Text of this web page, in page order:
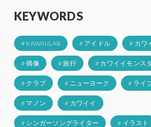
KEYWORDS
# KAWAIILAB # アイドル # カワ
# 偶像 # 旅行 # カワイイモンス
# クラブ # ニューヨーク # ライ
# マノン # カワイイ
# シンガーソングライター # イラスト